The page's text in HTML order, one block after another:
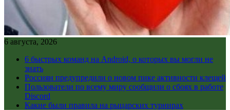
6 августа, 2026
6 быстрых команд на Android, о которых вы могли не
знать
Россиян предупредили о новом пике активности клещей
Пользователи по всему миру сообщили о сбоях в работе
Discord
Какие были правила на рыцарских турнирах